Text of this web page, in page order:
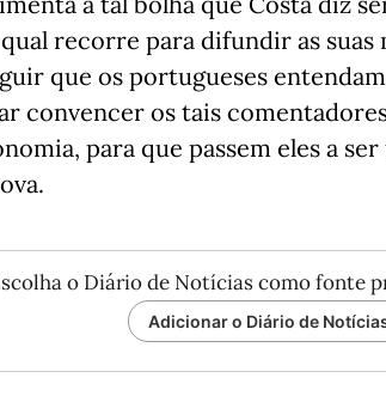
recorre para difundir as suas
que os portugueses
convencer os tais
para que passem eles a
o Diário de Notícias como fonte
Adicionar o Diário de